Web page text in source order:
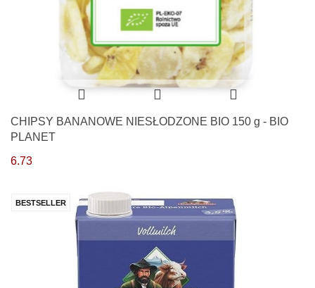
CHIPSY BANANOWE NIESŁODZONE BIO 150 g - BIO
PLANET
6.73
BESTSELLER